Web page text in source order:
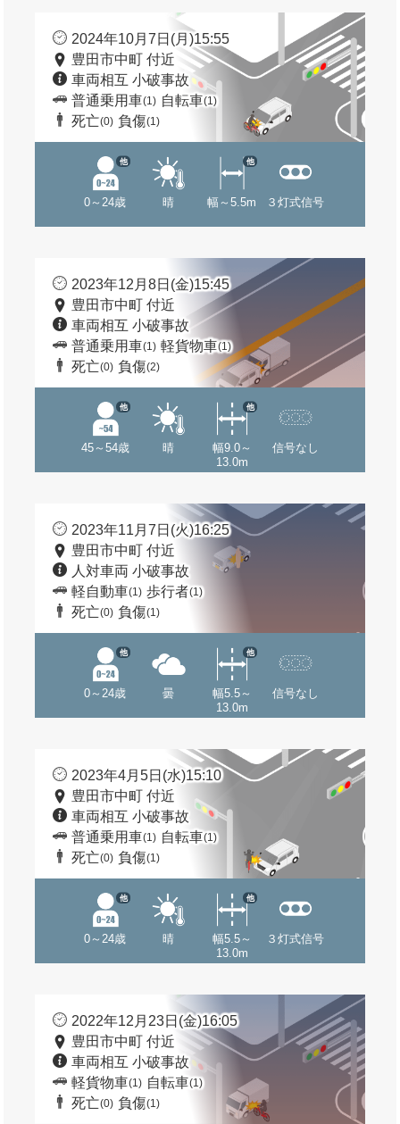
2024年10月7日(月)15:55
豊田市中町 付近
車両相互 小破事故
普通乗用車(1) 自転車(1)
死亡(0) 負傷(1)
0～24歳
他
晴 幅～5.5m
他
３灯式信号
2023年12月8日(金)15:45
豊田市中町 付近
車両相互 小破事故
普通乗用車(1) 軽貨物車(1)
死亡(0) 負傷(2)
45～54歳
他
晴
幅9.0～
13.0m
他
信号なし
2023年11月7日(火)16:25
豊田市中町 付近
人対車両 小破事故
軽自動車(1) 歩行者(1)
死亡(0) 負傷(1)
0～24歳
他
曇
幅5.5～
13.0m
他
信号なし
2023年4月5日(水)15:10
豊田市中町 付近
車両相互 小破事故
普通乗用車(1) 自転車(1)
死亡(0) 負傷(1)
0～24歳
他
晴
幅5.5～
13.0m
他
３灯式信号
2022年12月23日(金)16:05
豊田市中町 付近
車両相互 小破事故
軽貨物車(1) 自転車(1)
死亡(0) 負傷(1)